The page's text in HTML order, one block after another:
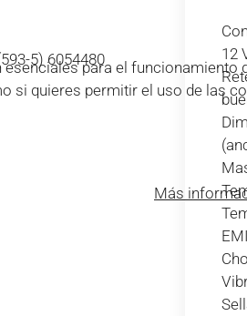
5) 6054480
12
para el
quieres permitir el uso de las
Más